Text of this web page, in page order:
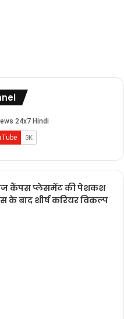
कैंपस प्लेसमेंट की पेशकश
के बाद शीर्ष करियर विकल्प